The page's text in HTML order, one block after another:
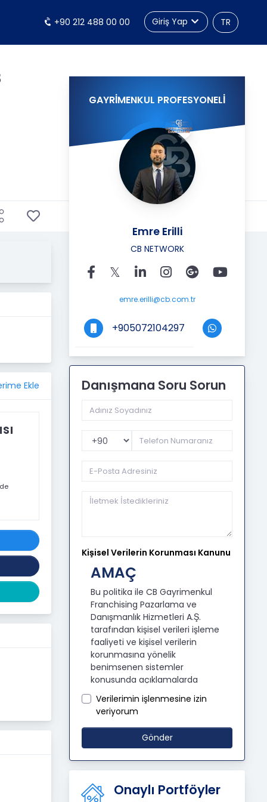
TR
+90 212 488 00 00 Giriş Yap
Ekle
GAYRİMENKUL PROFESYONELİ
Emre Erilli
CB NETWORK
emre.erilli@cb.com.tr
+905072104297
Danışmana Soru Sorun
Telefon Kodu
Kişisel Verilerin Korunması Kanunu
AMAÇ
Bu politika ile CB Gayrimenkul
Franchising Pazarlama ve
Danışmanlık Hizmetleri A.Ş.
tarafından kişisel verileri işleme
faaliyeti ve kişisel verilerin
korunmasına yönelik
benimsenen sistemler
konusunda açıklamalarda
ortaklarımız, mevcut ve aday
çalışanlarımız, mevcut ve
potansiyel müşterilerimiz, şirket
hissedarlarımız, ziyaretçilerimiz
bilgilendirilerek şeffaflığın
Verilerimin işlenmesine izin
veriyorum
Gönder
Onaylı Portföyler